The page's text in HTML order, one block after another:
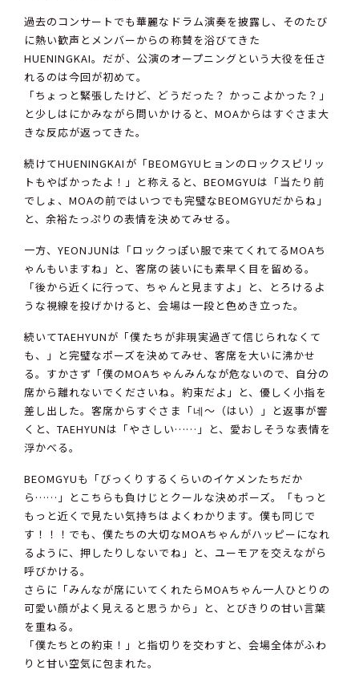
過去のコンサートでも華麗なドラム演奏を披露し、そのたび
に熱い歓声とメンバーからの称賛を浴びてきた
HUENINGKAI。だが、公演のオープニングという大役を任さ
れるのは今回が初めて。
「ちょっと緊張したけど、どうだった？ かっこよかった？」
と少しはにかみながら問いかけると、MOAからはすぐさま大
きな反応が返ってきた。
続けてHUENINGKAIが「BEOMGYUヒョンのロックスピリッ
トもやばかったよ！」と称えると、BEOMGYUは「当たり前
でしょ、MOAの前ではいつでも完璧なBEOMGYUだからね」
と、余裕たっぷりの表情を決めてみせる。
一方、YEONJUNは「ロックっぽい服で来てくれてるMOAち
ゃんもいますね」と、客席の装いにも素早く目を留める。
「後から近くに行って、ちゃんと見ますよ」と、とろけるよ
うな視線を投げかけると、会場は一段と色めき立った。
続いてTAEHYUNが「僕たちが非現実過ぎて信じられなくて
も、」と完璧なポーズを決めてみせ、客席を大いに沸かせ
る。すかさず「僕のMOAちゃんみんなが危ないので、自分の
席から離れないでくださいね。約束だよ」と、優しく小指を
差し出した。客席からすぐさま「네～（はい）」と返事が響
くと、TAEHYUNは「やさしい……」と、愛おしそうな表情を
浮かべる。
BEOMGYUも「びっくりするくらいのイケメンたちだか
ら……」とこちらも負けじとクールな決めポーズ。「もっと
もっと近くで見たい気持ちはよくわかります。僕も同じで
す！！！でも、僕たちの大切なMOAちゃんがハッピーになれ
るように、押したりしないでね」と、ユーモアを交えながら
呼びかける。
さらに「みんなが席にいてくれたらMOAちゃん一人ひとりの
可愛い顔がよく見えると思うから」と、とびきりの甘い言葉
を重ねる。
「僕たちとの約束！」と指切りを交わすと、会場全体がふわ
りと甘い空気に包まれた。